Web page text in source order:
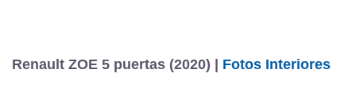
Renault ZOE 5 puertas (2020) | Fotos Interiores